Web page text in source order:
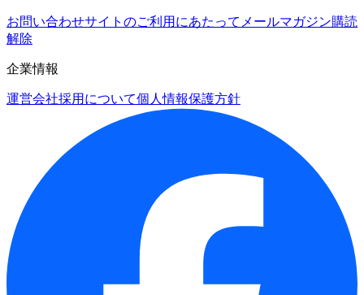
お問い合わせサイトのご利用にあたって メールマガジン購読
解除
企業情報
運営会社採用について個人情報保護方針